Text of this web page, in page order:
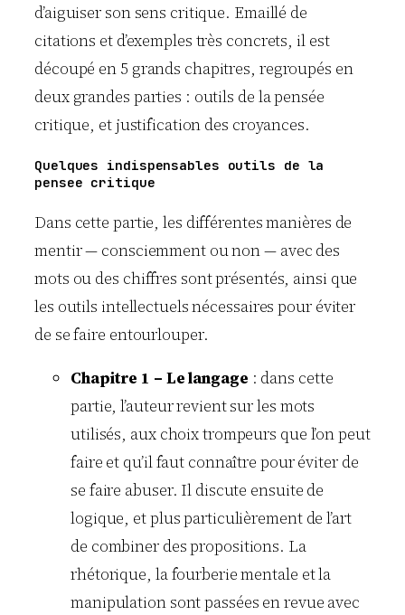
d’aiguiser son sens critique. Emaillé de
citations et d’exemples très concrets, il est
découpé en 5 grands chapitres, regroupés en
deux grandes parties : outils de la pensée
critique, et justification des croyances.
Quelques indispensables outils de la
pensee critique
Dans cette partie, les différentes manières de
mentir — consciemment ou non — avec des
mots ou des chiffres sont présentés, ainsi que
les outils intellectuels nécessaires pour éviter
de se faire entourlouper.
Chapitre 1 – Le langage : dans cette
partie, l’auteur revient sur les mots
utilisés, aux choix trompeurs que l’on peut
faire et qu’il faut connaître pour éviter de
se faire abuser. Il discute ensuite de
logique, et plus particulièrement de l’art
de combiner des propositions. La
rhétorique, la fourberie mentale et la
manipulation sont passées en revue avec